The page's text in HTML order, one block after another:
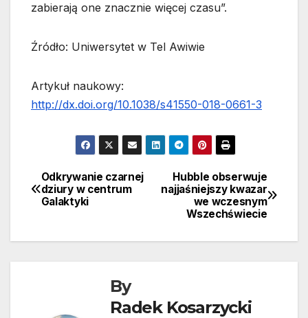
zabierają one znacznie więcej czasu”.
Źródło: Uniwersytet w Tel Awiwie
Artykuł naukowy:
http://dx.doi.org/10.1038/s41550-018-0661-3
Nawigacja
wpisu
Hubble obserwuje
najjaśniejszy kwazar
we wczesnym
Wszechświecie
Odkrywanie czarnej
dziury w centrum
Galaktyki
By
Radek Kosarzycki